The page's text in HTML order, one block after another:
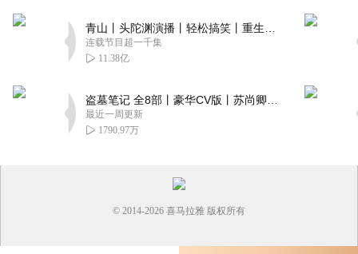
连载节目超一千集
11.38亿
最近一周更新
1790.97万
© 2014-2026 喜马拉雅 版权所有